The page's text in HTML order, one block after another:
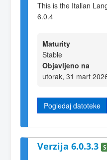
This is the Italian
6.0.4
Maturity
Stable
Objavljeno na
utorak, 31 mart
Pogledaj datoteke
Verzija 6.0.3.3